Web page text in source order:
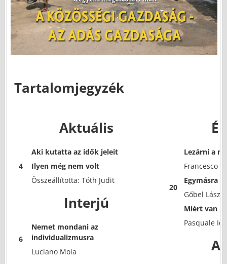
Tartalomjegyzék
Aktuális
4
Aki kutatta az idők jeleit
Ilyen még nem volt
Összeállította: Tóth Judit
Interjú
6
Nemet mondani az
individualizmusra
Luciano Moia
20
Lezárni a
Francesco
Egymásra
Gőbel
Miért van
Pasquale